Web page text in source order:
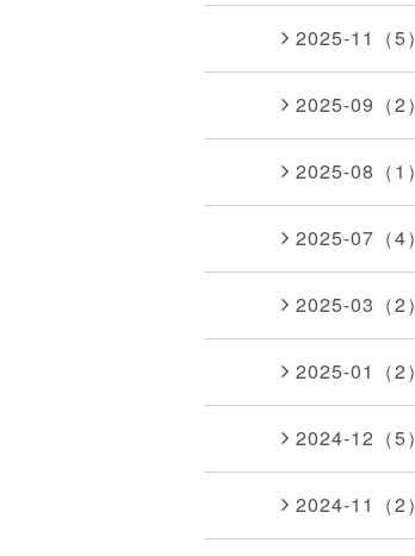
2025-11（5）
2025-09（2）
2025-08（1）
2025-07（4）
2025-03（2）
2025-01（2）
2024-12（5）
2024-11（2）